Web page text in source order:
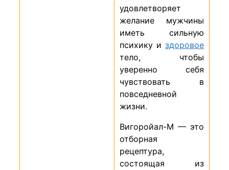
удовлетворяет
желание мужчины
иметь сильную
психику и здоровое
тело, чтобы
уверенно себя
чувствовать в
повседневной
жизни.
Вигоройал-М — это
отборная
рецептура,
состоящая из